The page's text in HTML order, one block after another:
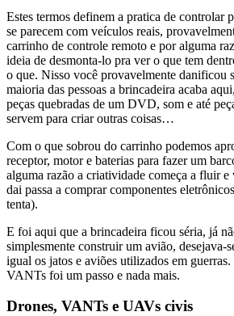
Estes termos definem a pratica de controlar
se parecem com veículos reais,
carrinho de controle remoto e por alguma
ideia de desmonta-lo pra ver o que tem
o que. Nisso você provavelmente danificou
maioria das pessoas a brincadeira acaba
peças quebradas de um DVD, som e até
servem para criar outras coisas…
Com o que sobrou do carrinho podemos
receptor, motor e baterias para fazer um
alguma razão a criatividade começa a fluir e
dai passa a comprar componentes
tenta).
E foi aqui que a brincadeira ficou séria, já
simplesmente construir um avião, desejava-
igual os jatos e aviões utilizados em
VANTs foi um passo e nada mais.
Drones, VANTs e UAVs civis